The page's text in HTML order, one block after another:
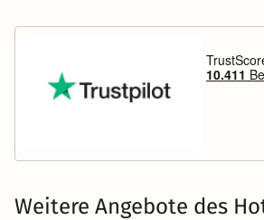
Weitere Angebote des